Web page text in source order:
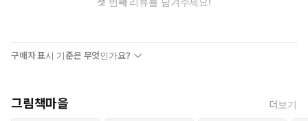
구매자 표시 기준은 무엇인가요?
그림책마을 더보기